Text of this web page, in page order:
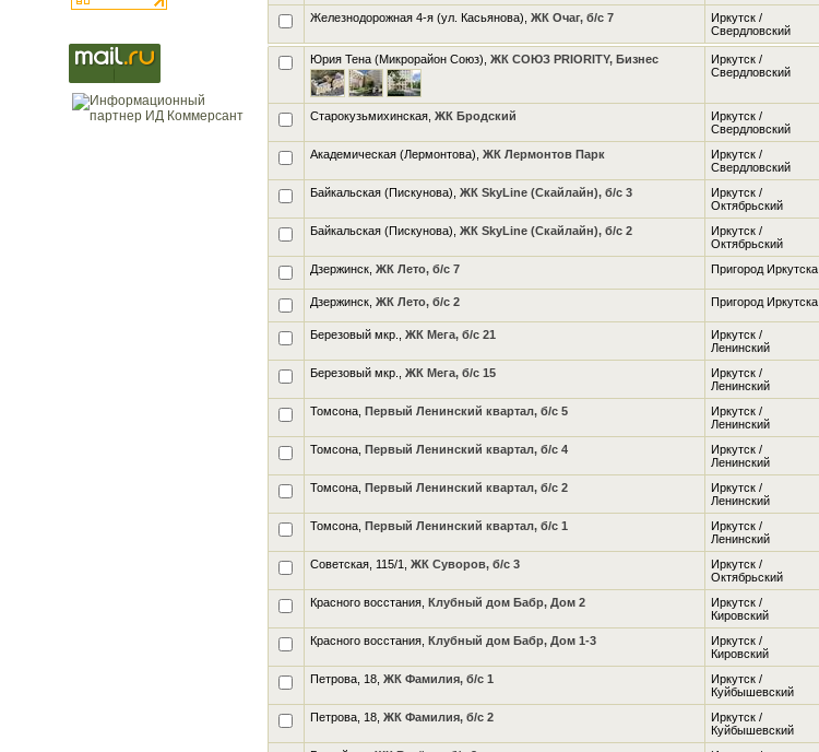
Железнодорожная 4-я (ул. Касьянова), ЖК Очаг, б/с 7
Иркутск /
Свердловский
Юрия Тена (Микрорайон Союз), ЖК СОЮЗ PRIORITY, Бизнес
Иркутск /
Свердловский
Старокузьмихинская, ЖК Бродский
Иркутск /
Свердловский
Академическая (Лермонтова), ЖК Лермонтов Парк
Иркутск /
Свердловский
Байкальская (Пискунова), ЖК SkyLine (Скайлайн), б/с 3
Иркутск /
Октябрьский
Байкальская (Пискунова), ЖК SkyLine (Скайлайн), б/с 2
Иркутск /
Октябрьский
Дзержинск, ЖК Лето, б/с 7 Пригород Иркутска
Дзержинск, ЖК Лето, б/с 2 Пригород Иркутска
Березовый мкр., ЖК Мега, б/с 21
Иркутск /
Ленинский
Березовый мкр., ЖК Мега, б/с 15
Иркутск /
Ленинский
Томсона, Первый Ленинский квартал, б/с 5
Иркутск /
Ленинский
Томсона, Первый Ленинский квартал, б/с 4
Иркутск /
Ленинский
Томсона, Первый Ленинский квартал, б/с 2
Иркутск /
Ленинский
Томсона, Первый Ленинский квартал, б/с 1
Иркутск /
Ленинский
Советская, 115/1, ЖК Суворов, б/с 3
Иркутск /
Октябрьский
Красного восстания, Клубный дом Бабр, Дом 2
Иркутск /
Кировский
Красного восстания, Клубный дом Бабр, Дом 1-3
Иркутск /
Кировский
Петрова, 18, ЖК Фамилия, б/с 1
Иркутск /
Куйбышевский
Петрова, 18, ЖК Фамилия, б/с 2
Иркутск /
Куйбышевский